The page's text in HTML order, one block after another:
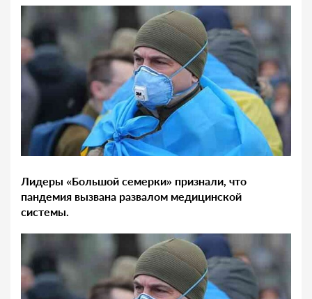
Лидеры «Большой семерки» признали, что
пандемия вызвана развалом медицинской
системы.